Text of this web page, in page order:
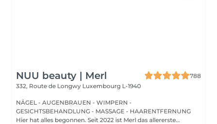
NUU beauty | Merl
788
332, Route de Longwy Luxembourg L-1940
NÄGEL - AUGENBRAUEN - WIMPERN -
GESICHTSBEHANDLUNG - MASSAGE - HAARENTFERNUNG
Hier hat alles begonnen. Seit 2022 ist Merl das allererste